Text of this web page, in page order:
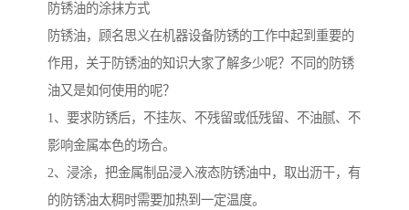
防锈油的涂抹方式
防锈油，顾名思义在机器设备防锈的工作中起到重要的
作用，关于防锈油的知识大家了解多少呢？不同的防锈
油又是如何使用的呢？
1、要求防锈后，不挂灰、不残留或低残留、不油腻、不
影响金属本色的场合。
2、浸涂，把金属制品浸入液态防锈油中，取出沥干，有
的防锈油太稠时需要加热到一定温度。